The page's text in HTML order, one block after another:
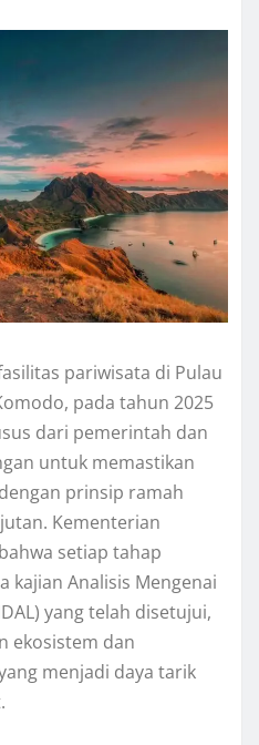
pariwisata di Pulau
pada tahun 2025
dari pemerintah dan
untuk memastikan
prinsip ramah
Kementerian
setiap tahap
kajian Analisis Mengenai
yang telah disetujui,
ekosistem dan
menjadi daya tarik